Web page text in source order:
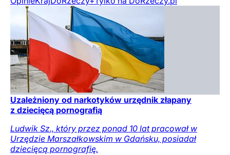
Uzależniony od narkotyków urzędnik złapany
z dziecięcą pornografią
Ludwik Sz., który przez ponad 10 lat pracował w
Urzędzie Marszałkowskim w Gdańsku, posiadał
dziecięcą pornografię.